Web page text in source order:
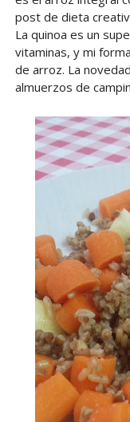
post de dieta
La quinoa es un
vitaminas, y mi
de arroz. La
almuerzos de